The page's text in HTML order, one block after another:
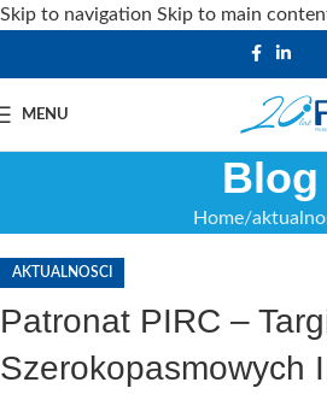
Skip to navigation Skip to main
MENU
Blog
Home
AKTUALNOSCI
Patronat PIRC –
Szerokopasmowych